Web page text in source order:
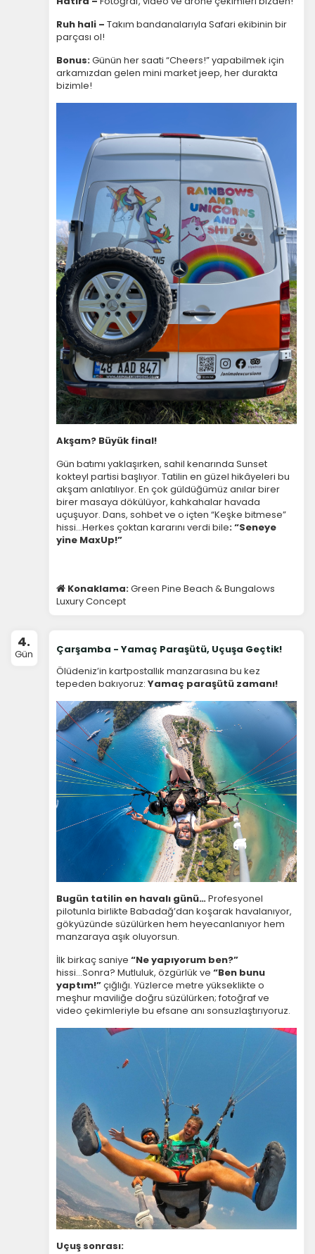
Ruh hali – Takım bandanalarıyla Safari ekibinin bir
parçası ol!
Bonus:Günün her saati “Cheers!” yapabilmek için
arkamızdan gelen mini market jeep, her durakta
bizimle!
Akşam? Büyük final!
Gün batımı yaklaşırken, sahil kenarında Sunset
kokteyl partisi başlıyor. Tatilin en güzel hikâyeleri bu
akşam anlatılıyor. En çok güldüğümüz anılar birer
birer masaya dökülüyor, kahkahalar havada
uçuşuyor. Dans, sohbet ve o içten “Keşke bitmese”
hissi…Herkes çoktan kararını verdi bile: “Seneye
yine MaxUp!”
Konaklama:Green Pine Beach & Bungalows
Luxury Concept
4.
Gün
Çarşamba - Yamaç Paraşütü, Uçuşa Geçtik!
Ölüdeniz’in kartpostallık manzarasına bu kez
tepeden bakıyoruz: Yamaç paraşütü zamanı!
Bugün tatilin en havalı günü…Profesyonel
pilotunla birlikte Babadağ’dan koşarak havalanıyor,
gökyüzünde süzülürken hem heyecanlanıyor hem
manzaraya aşık oluyorsun.
İlk birkaç saniye “Ne yapıyorum ben?”
hissi...Sonra? Mutluluk, özgürlük ve “Ben bunu
yaptım!”çığlığı. Yüzlerce metre yükseklikte o
meşhur maviliğe doğru süzülürken; fotoğraf ve
video çekimleriyle bu efsane anı sonsuzlaştırıyoruz.
Uçuş sonrası: